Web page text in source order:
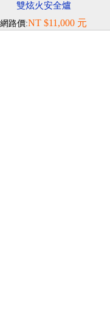
雙炫火安全爐
網路價:NT $11,000 元